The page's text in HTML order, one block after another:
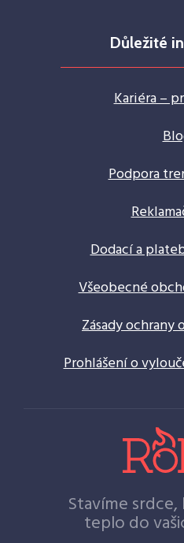
Důležité
Kariéra –
Podpora
Dodací a
Všeobecné
Zásady ochrany
Prohlášení o
Stavíme
teplo do